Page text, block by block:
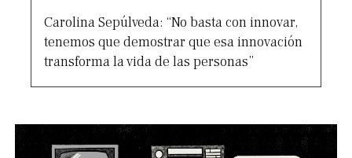
Carolina Sepúlveda: “No basta con innovar,
tenemos que demostrar que esa innovación
transforma la vida de las personas”